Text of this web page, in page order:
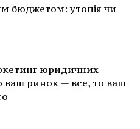
бюджетом: утопія чи
юридичних
ваш ринок — все, то ваш